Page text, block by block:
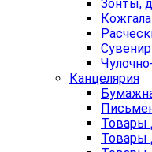
Зонты,
Канцелярия
Товары
Товары